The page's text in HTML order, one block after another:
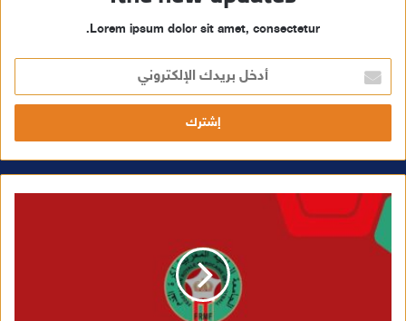
Lorem ipsum dolor sit amet, consectetur.
خ
ل
ر
ا
ك